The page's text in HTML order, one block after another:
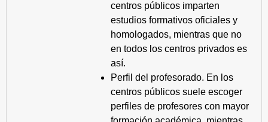
centros públicos imparten
estudios formativos oficiales y
homologados, mientras que no
en todos los centros privados es
así.
Perfil del profesorado. En los
centros públicos suele escoger
perfiles de profesores con mayor